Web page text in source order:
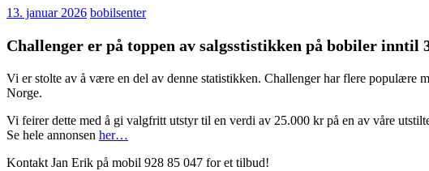
13. januar 2026 bobilsenter
Challenger er på toppen av salgsstistikken på bobiler inntil
Vi er stolte av å være en del av denne statistikken. Challenger har flere populære
Norge.
Vi feirer dette med å gi valgfritt utstyr til en verdi av 25.000 kr på en av våre
Se hele annonsen her…
Kontakt Jan Erik på mobil 928 85 047 for et tilbud!